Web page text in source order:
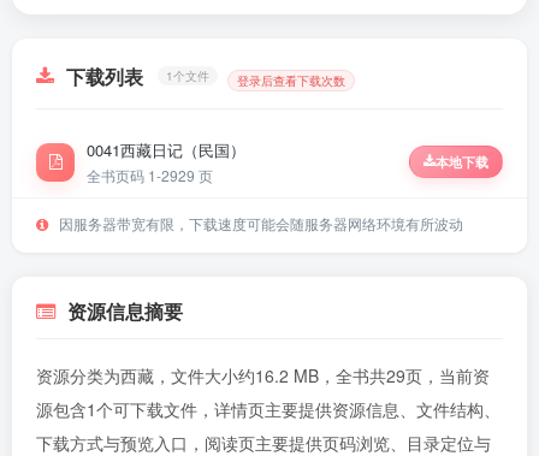
下载列表 1个文件 登录后查看下载次数
0041西藏日记（民国）
全书页码 1-2929 页
本地下载
因服务器带宽有限，下载速度可能会随服务器网络环境有所波动
资源信息摘要
资源分类为西藏，文件大小约16.2 MB，全书共29页，当前资
源包含1个可下载文件，详情页主要提供资源信息、文件结构、
下载方式与预览入口，阅读页主要提供页码浏览、目录定位与